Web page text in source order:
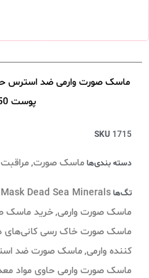
ماسک صورت وارمی ضد استرس
پوست 150 میلی لیتر
SKU 1715
دسته بندی‌هاماسک صورت,
تگ‌هاDead Sea Minerals
ماسک صورت وارمی,خرید ماسک
ماسک صورت خاک رسی کانی‌های
کننده وارمی,ماسک صورت ضد
ماسک صورت وارمی حاوی مواد